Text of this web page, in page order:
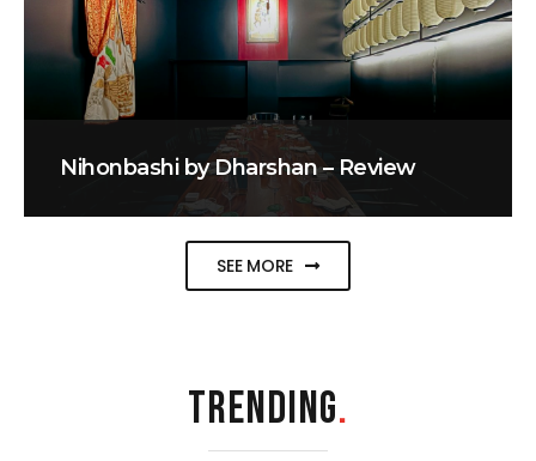
Nihonbashi by Dharshan – Review
SEE MORE
TRENDING.